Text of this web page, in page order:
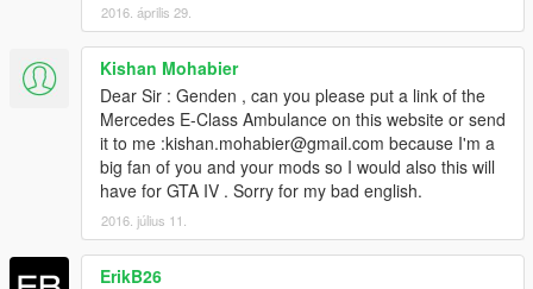
2016. április 29.
Kishan Mohabier
Dear Sir : Genden , can you please put a link of the
Mercedes E-Class Ambulance on this website or send
it to me :kishan.mohabier@gmail.com because I'm a
big fan of you and your mods so I would also this will
have for GTA IV . Sorry for my bad english.
2016. július 11.
ErikB26